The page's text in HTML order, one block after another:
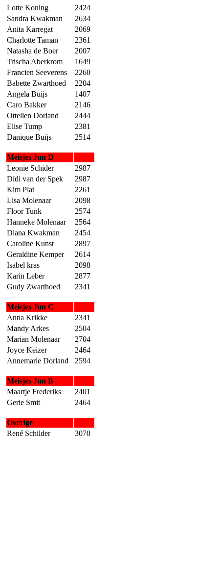
Lotte Koning
2424
Sandra Kwakman
2634
Anita Karregat
2069
Charlotte Taman
2361
Natasha de Boer
2007
Trischa Aberkrom
1649
Francien Seeverens
2260
Babette Zwarthoed
2204
Angela Buijs
1407
Caro Bakker
2146
Ottelien Dorland
2444
Elise Tump
2381
Danique Buijs
2514
Meisjes Jun D
Leonie Schider
2987
Didi van der Spek
2987
Kim Plat
2261
Lisa Molenaar
2098
Floor Tunk
2574
Hanneke Molenaar
2564
Diana Kwakman
2454
Caroline Kunst
2897
Geraldine Kemper
2614
Isabel kras
2098
Karin Leber
2877
Gudy Zwarthoed
2341
Meisjes Jun C
Anna Krikke
2341
Mandy Arkes
2504
Marian Molenaar
2704
Joyce Keizer
2464
Annemarie Dorland
2594
Meisjes Jun B
Maartje Frederiks
2401
Gerie Smit
2464
Overige
René Schilder
3070